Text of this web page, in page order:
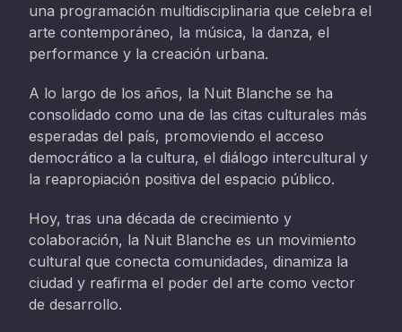
una programación multidisciplinaria que celebra el
arte contemporáneo, la música, la danza, el
performance y la creación urbana.
A lo largo de los años, la Nuit Blanche se ha
consolidado como una de las citas culturales más
esperadas del país, promoviendo el acceso
democrático a la cultura, el diálogo intercultural y
la reapropiación positiva del espacio público.
Hoy, tras una década de crecimiento y
colaboración, la Nuit Blanche es un movimiento
cultural que conecta comunidades, dinamiza la
ciudad y reafirma el poder del arte como vector
de desarrollo.